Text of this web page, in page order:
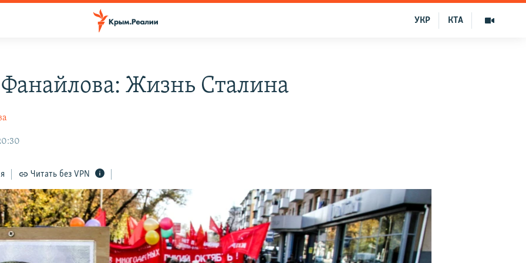
КТА
УКР
Жизнь Сталина
Читать без VPN